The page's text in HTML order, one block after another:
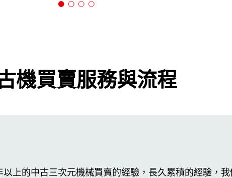
機買賣服務與流程
上的中古三次元機械買賣的經驗，長久累積的經驗，